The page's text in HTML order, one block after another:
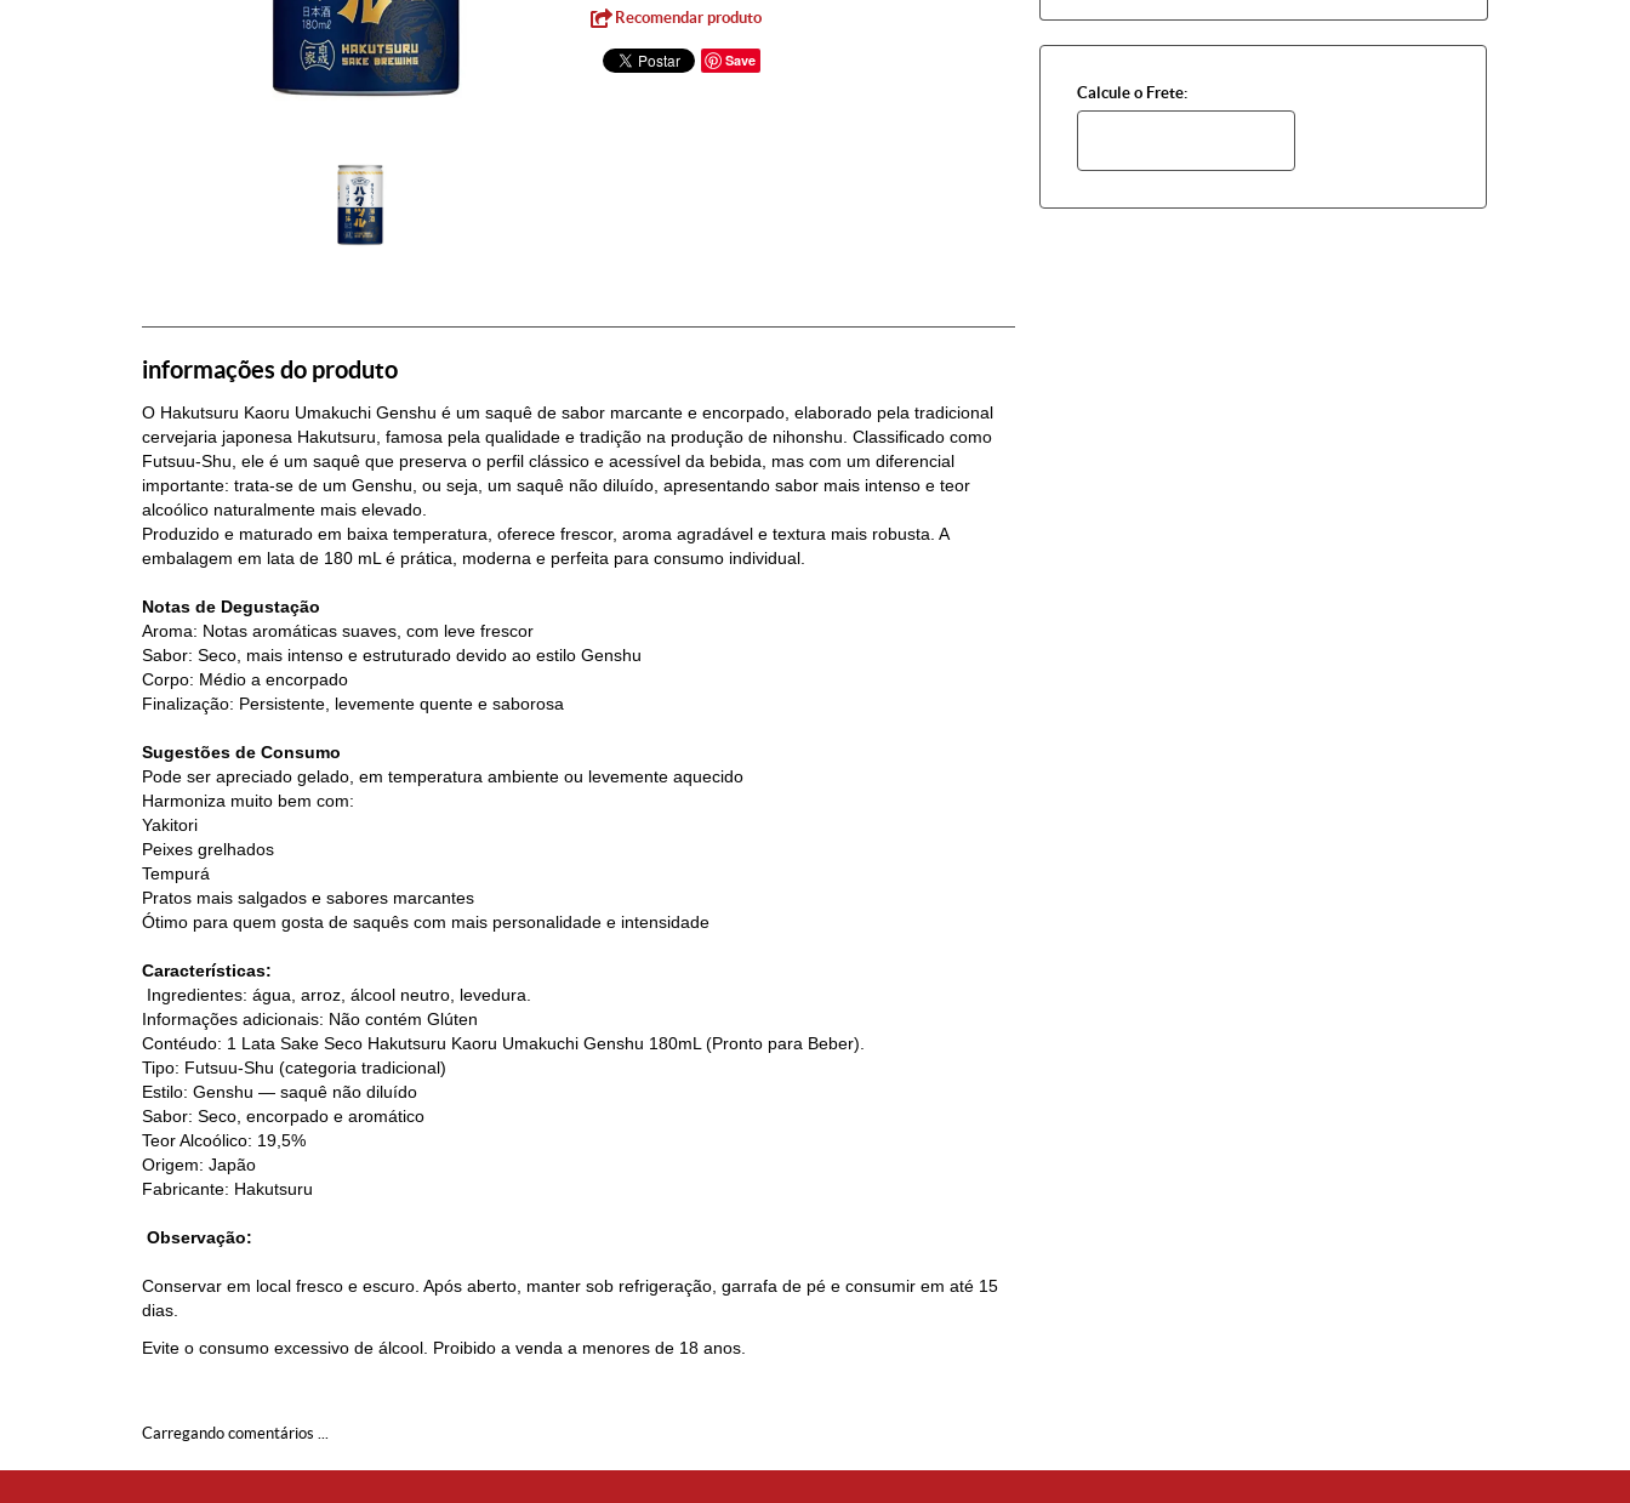
Recomendar produto
Save
Calcule o Frete:
informações do produto
O Hakutsuru Kaoru Umakuchi Genshu é um saquê de sabor marcante e encorpado, elaborado pela tradicional
cervejaria japonesa Hakutsuru, famosa pela qualidade e tradição na produção de nihonshu. Classificado como
Futsuu-Shu, ele é um saquê que preserva o perfil clássico e acessível da bebida, mas com um diferencial
importante: trata-se de um Genshu, ou seja, um saquê não diluído, apresentando sabor mais intenso e teor
alcoólico naturalmente mais elevado.
Produzido e maturado em baixa temperatura, oferece frescor, aroma agradável e textura mais robusta. A
embalagem em lata de 180 mL é prática, moderna e perfeita para consumo individual.
Notas de Degustação
Aroma: Notas aromáticas suaves, com leve frescor
Sabor: Seco, mais intenso e estruturado devido ao estilo Genshu
Corpo: Médio a encorpado
Finalização: Persistente, levemente quente e saborosa
Sugestões de Consumo
Pode ser apreciado gelado, em temperatura ambiente ou levemente aquecido
Harmoniza muito bem com:
Yakitori
Peixes grelhados
Tempurá
Pratos mais salgados e sabores marcantes
Ótimo para quem gosta de saquês com mais personalidade e intensidade
Características:
Ingredientes: água, arroz, álcool neutro, levedura.
Informações adicionais: Não contém Glúten
Contéudo: 1 Lata Sake Seco Hakutsuru Kaoru Umakuchi Genshu 180mL (Pronto para Beber).
Tipo: Futsuu-Shu (categoria tradicional)
Estilo: Genshu — saquê não diluído
Sabor: Seco, encorpado e aromático
Teor Alcoólico: 19,5%
Origem: Japão
Fabricante: Hakutsuru
Observação:
Conservar em local fresco e escuro. Após aberto, manter sob refrigeração, garrafa de pé e consumir em até 15
dias.
Evite o consumo excessivo de álcool. Proibido a venda a menores de 18 anos.
Carregando comentários ...